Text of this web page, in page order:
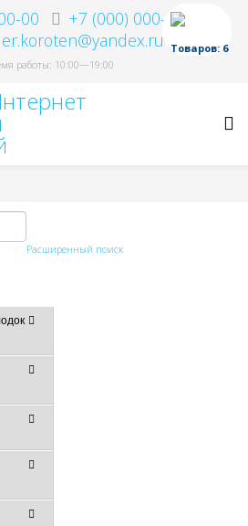
00
+7 (000) 000-00-00
работы: 10:00—19:00
Товаров: 6
Расширенный поиск